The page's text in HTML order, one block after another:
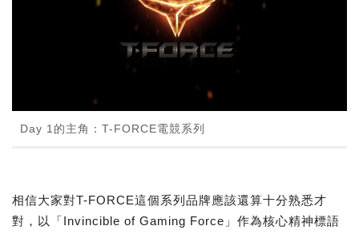
Day 1的主角：T-FORCE電競系列
相信大家對T-FORCE這個系列品牌應該還算十分熟悉才
對，以「Invincible of Gaming Force」作為核心精神標語